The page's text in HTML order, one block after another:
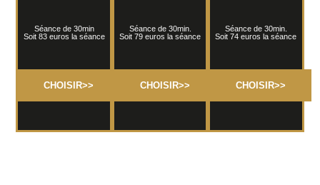
Séance de 30min
Soit 83 euros la séance
CHOISIR>>
Séance de 30min.
Soit 79 euros la séance
CHOISIR>>
Séance de 30min.
Soit 74 euros la séance
CHOISIR>>